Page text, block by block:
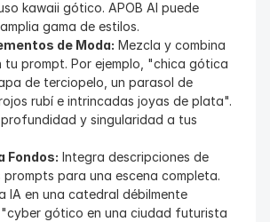
kawaii gótico. APOB AI puede
gama de estilos.
de Moda: Mezcla y combina
tu prompt. Por ejemplo, "chica gótica
de terciopelo, un parasol de
rubí e intrincadas joyas de plata".
y singularidad a tus
Fondos: Integra descripciones de
para una escena completa.
IA en una catedral débilmente
gótico en una ciudad futurista